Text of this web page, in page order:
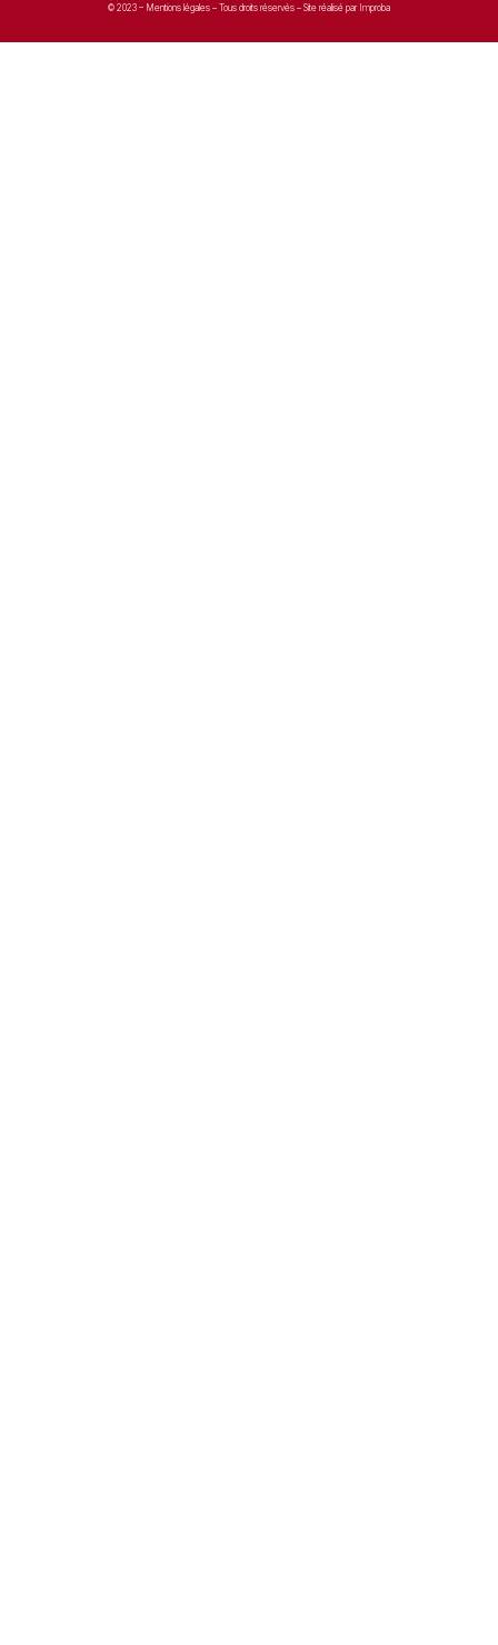
© 2023 – Mentions légales – Tous droits réservés – Site réalisé par Improba